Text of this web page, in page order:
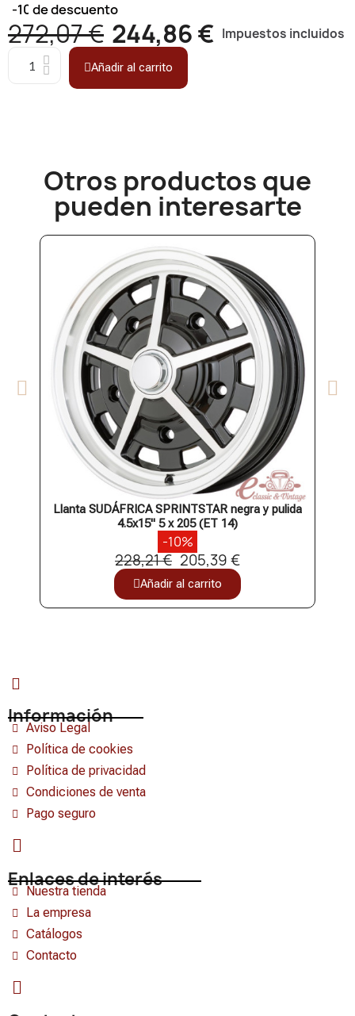
-10%de descuento
272,07 € 244,86 € Impuestos incluidos
Añadir al carrito
Otros productos que
pueden interesarte​
Llanta SUDÁFRICA SPRINTSTAR negra y pulida
4.5x15" 5 x 205 (ET 14)
-10%
228,21 € 205,39 €
Añadir al carrito
Información
Aviso Legal
Política de cookies
Política de privacidad
Condiciones de venta
Pago seguro
Enlaces de interés
Nuestra tienda
La empresa
Catálogos
Contacto